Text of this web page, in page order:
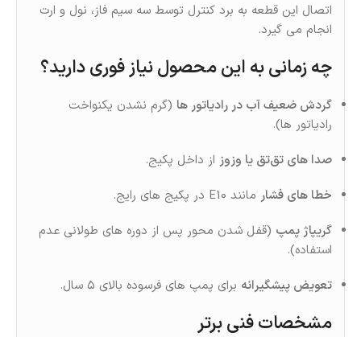
اتصال این قطعه به برد کنترل توسط سه سیم فاز، نول و ارت
انجام می گیرد.
چه زمانی به این محصول نیاز فوری دارید؟
گردش ضعیف آب در رادیاتور ها (گرم‌ نشدن یکنواخت
رادیاتور ها).
صدا های تق‌تق یا وزوز از داخل پکیج.
خطا های فشار مانند E10 در پکیج‌ های رایج.
گریپاژ پمپ (قفل شدن محور پس از دوره‌ های طولانی عدم
استفاده).
تعویض پیشگیرانه برای پمپ‌ های فرسوده بالای ۵ سال.
مشخصات فنی برتر